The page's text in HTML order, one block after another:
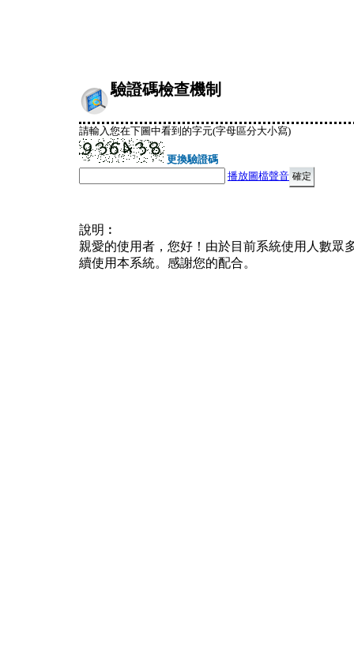
驗證碼檢查機制
請輸入您在下圖中看到的字元(字母區分大小寫)
更換驗證碼
播放圖檔聲音
說明︰
親愛的使用者，您好！由於目前系統使用人數眾
續使用本系統。感謝您的配合。